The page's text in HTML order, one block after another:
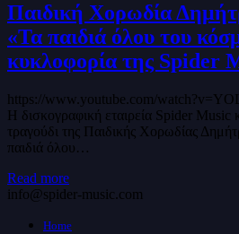
Παιδική Χορωδία
«Τα παιδιά όλου του
κυκλοφορία της Spider
https://www.youtube.com/
Η δισκογραφική εταιρεία Spider Music
τραγούδι της Παιδικής Χορωδίας
παιδιά όλου…
Read more
info@spider-music.com
Home